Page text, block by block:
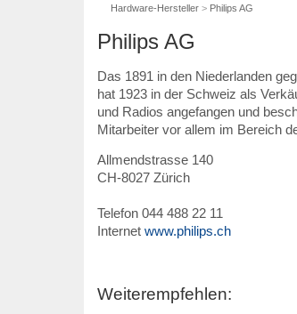
Hardware-Hersteller> Philips AG
Philips AG
Das 1891 in den Niederlanden
hat 1923 in der Schweiz als
und Radios angefangen und
Mitarbeiter vor allem im Bereich
Allmendstrasse 140
CH-8027 Zürich
Telefon 044 488 22 11
Internet www.philips.ch
Weiterempfehlen: